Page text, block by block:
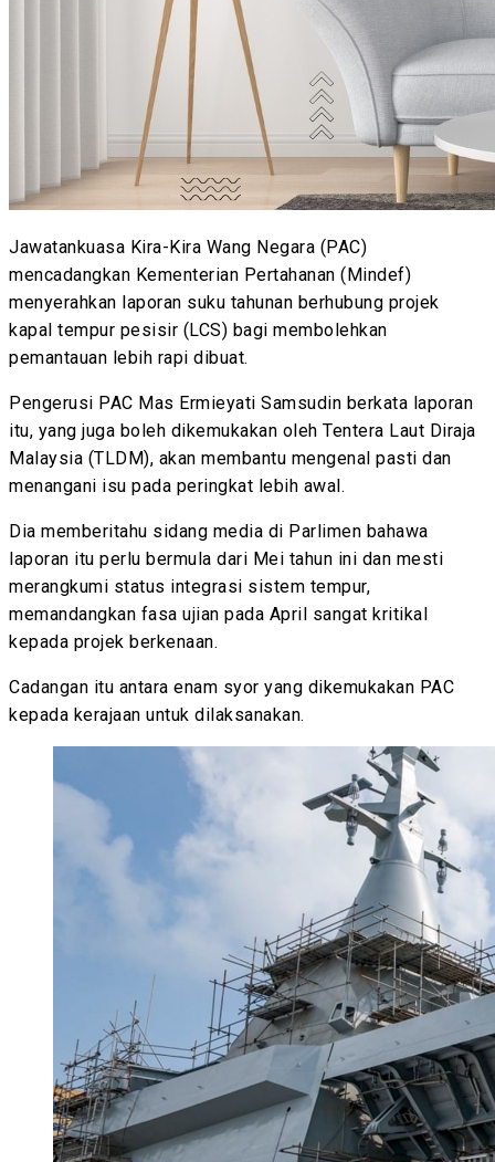
Jawatankuasa Kira-Kira Wang Negara (PAC)
mencadangkan Kementerian Pertahanan (Mindef)
menyerahkan laporan suku tahunan berhubung projek
kapal tempur pesisir (LCS) bagi membolehkan
pemantauan lebih rapi dibuat.
Pengerusi PAC Mas Ermieyati Samsudin berkata laporan
itu, yang juga boleh dikemukakan oleh Tentera Laut Diraja
Malaysia (TLDM), akan membantu mengenal pasti dan
menangani isu pada peringkat lebih awal.
Dia memberitahu sidang media di Parlimen bahawa
laporan itu perlu bermula dari Mei tahun ini dan mesti
merangkumi status integrasi sistem tempur,
memandangkan fasa ujian pada April sangat kritikal
kepada projek berkenaan.
Cadangan itu antara enam syor yang dikemukakan PAC
kepada kerajaan untuk dilaksanakan.